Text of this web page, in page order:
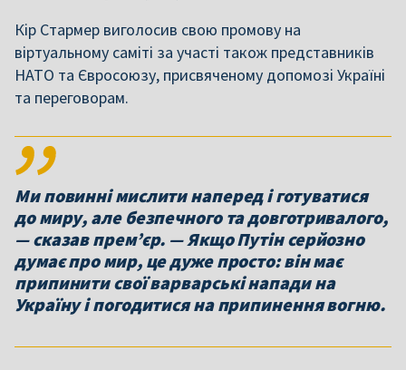
Кір Стармер виголосив свою промову на
віртуальному саміті за участі також представників
НАТО та Євросоюзу, присвяченому допомозі Україні
та переговорам.
Ми повинні мислити наперед і готуватися
до миру, але безпечного та довготривалого,
— сказав прем’єр. — Якщо Путін серйозно
думає про мир, це дуже просто: він має
припинити свої варварські напади на
Україну і погодитися на припинення вогню.